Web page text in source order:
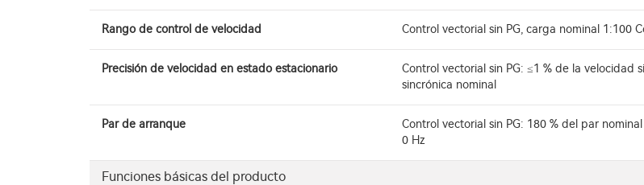
Rango de control de velocidad Control vectorial sin PG, carga nominal 1:100
Precisión de velocidad en estado estacionario
Control vectorial sin PG: ≤1 % de la velocidad
sincrónica nominal
Par de arranque
Control vectorial sin PG: 180 % del par
0 Hz
Funciones básicas del producto